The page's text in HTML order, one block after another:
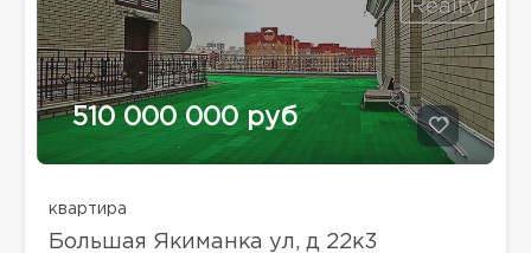
510 000 000 руб
квартира
Большая Якиманка ул, д 22к3